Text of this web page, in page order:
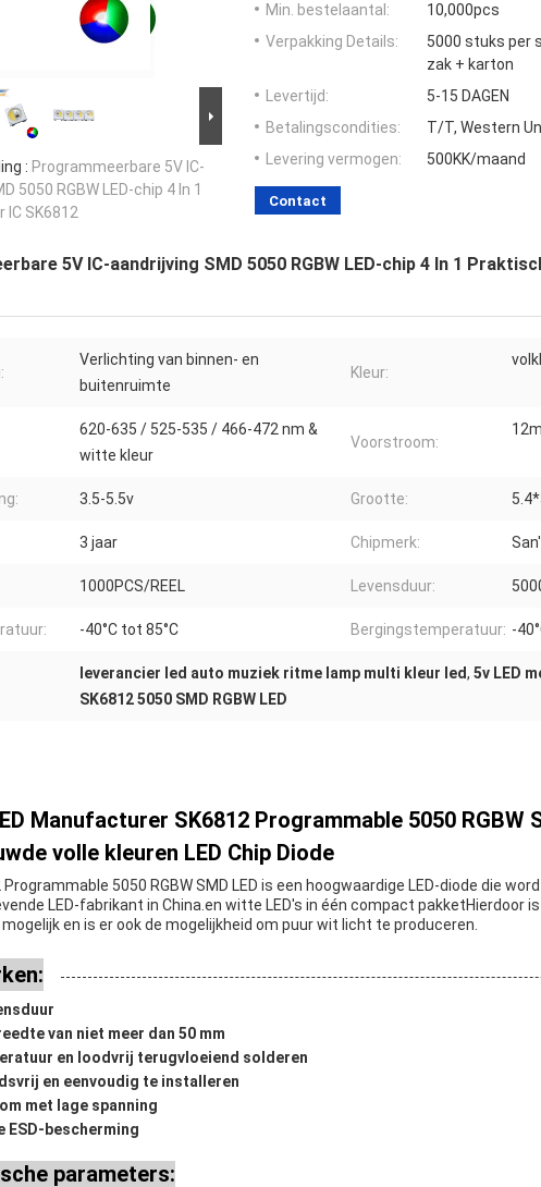
: Programmeerbare 5V IC-
5050 RGBW LED-chip 4 In 1
IC SK6812
Min. bestelaantal:
10,000pcs
Verpakking Details:
5000 stuks per
zak + karton
Levertijd:
5-15 DAGEN
Betalingscondities:
T/T, Western
Levering vermogen:
500KK/maand
Contact
5V IC-aandrijving SMD 5050 RGBW LED-chip 4 In 1
Verlichting van binnen- en
buitenruimte
Kleur:
620-635 / 525-535 / 466-472 nm &
witte kleur
Voorstroom:
3.5-5.5v Grootte:
3 jaar Chipmerk:
1000PCS/REEL Levensduur:
-40°C tot 85°C Bergingstemperatuur: -
leverancier led auto muziek ritme lamp multi kleur led, 5v LED
SK6812 5050 SMD RGBW LED
Manufacturer SK6812 Programmable 5050 RGBW
volle kleuren LED Chip Diode
Programmable 5050 RGBW SMD LED is een hoogwaardige LED-diode die
LED-fabrikant in China.en witte LED's in één compact pakketHierdoor
en is er ook de mogelijkheid om puur wit licht te produceren.
van niet meer dan 50 mm
en loodvrij terugvloeiend solderen
en eenvoudig te installeren
met lage spanning
ESD-bescherming
parameters: